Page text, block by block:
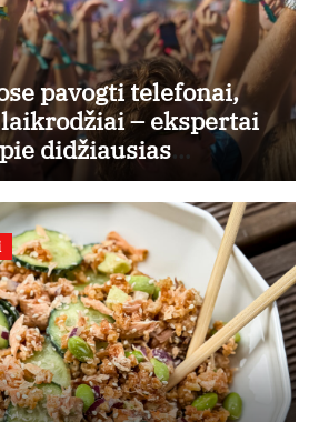
pavogti telefonai,
– ekspertai
didžiausias
rizikas